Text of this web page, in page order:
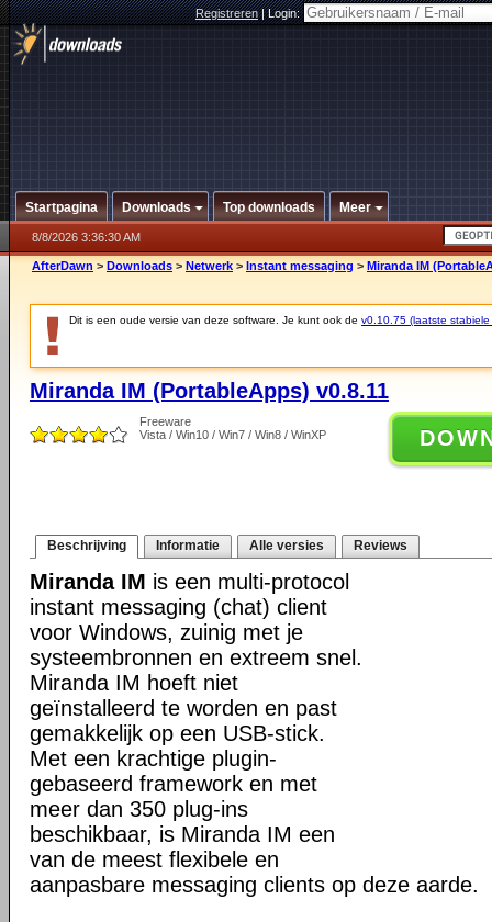
Registreren|Login:
Startpagina Downloads Top downloads Meer
8/8/2026 3:36:30 AM
AfterDawn > Downloads > Netwerk > Instant messaging > Miranda IM
Dit is een oude versie van deze software. Je kunt ook de v0.10.75 (laatste stabiele
Miranda IM (PortableApps) v0.8.11
Freeware
Vista / Win10 / Win7 / Win8 / WinXP
Beschrijving Informatie Alle versies Reviews
Miranda IM is een multi-protocol
instant messaging (chat) client
voor Windows, zuinig met je
systeembronnen en extreem snel.
Miranda IM hoeft niet
geïnstalleerd te worden en past
gemakkelijk op een USB-stick.
Met een krachtige plugin-
gebaseerd framework en met
meer dan 350 plug-ins
beschikbaar, is Miranda IM een
van de meest flexibele en
aanpasbare messaging clients op deze aarde.